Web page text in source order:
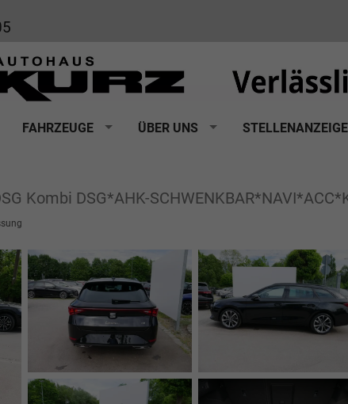
FAHRZEUGE ÜBER UNS STELLENANZEIGE
Kombi DSG*AHK-